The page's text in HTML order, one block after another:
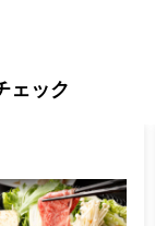
ェック